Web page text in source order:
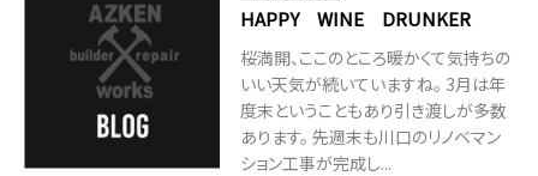
HAPPY WINE DRUNKER
桜満開、ここのところ暖かくて気持ちの
いい天気が続いていますね。 3月は年
度末ということもあり引き渡しが多数
あります。 先週末も川口のリノベマン
ション工事が完成し...